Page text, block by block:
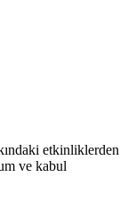
etkinliklerden
ve kabul